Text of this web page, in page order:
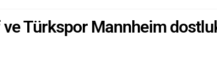
ve Türkspor Mannheim